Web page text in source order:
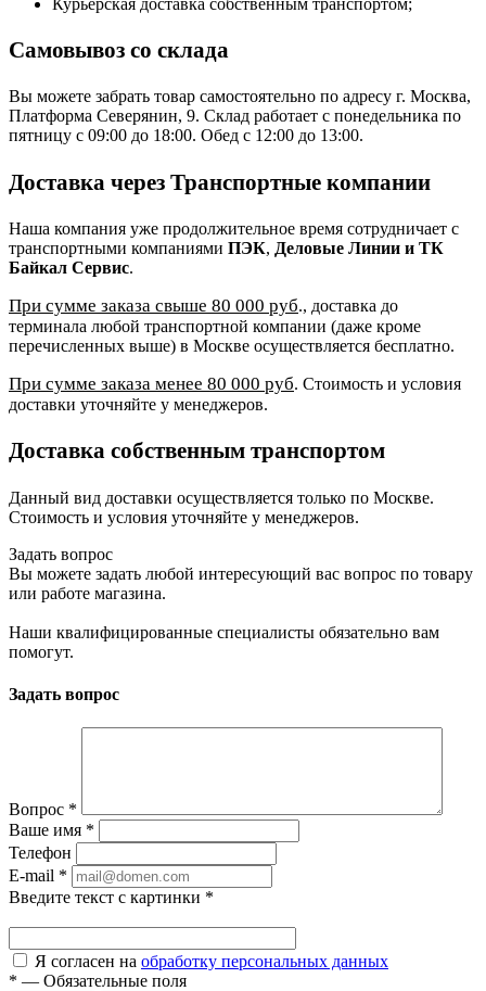
Самовывоз со склада
Вы можете забрать товар самостоятельно по адресу г. Москва,
Платформа Северянин, 9. Склад работает с понедельника по
пятницу с 09:00 до 18:00. Обед с 12:00 до 13:00.
Доставка через Транспортные компании
Наша компания уже продолжительное время сотрудничает с
транспортными компаниями ПЭК, Деловые Линии и ТК
Байкал Сервис.
При сумме заказа свыше 80 000 руб., доставка до
терминала любой транспортной компании (даже кроме
перечисленных выше) в Москве осуществляется бесплатно.
При сумме заказа менее 80 000 руб. Стоимость и условия
доставки уточняйте у менеджеров.
Доставка собственным транспортом
Данный вид доставки осуществляется только по Москве.
Стоимость и условия уточняйте у менеджеров.
Задать вопрос
Вы можете задать любой интересующий вас вопрос по товару
или работе магазина.
Наши квалифицированные специалисты обязательно вам
помогут.
Задать вопрос
Вопрос *
Ваше имя *
Телефон
E-mail *
Введите текст с картинки *
Я согласен на обработку персональных данных
* — Обязательные поля